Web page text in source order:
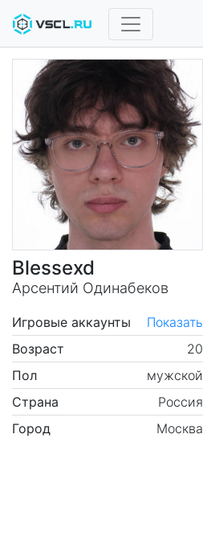
Blessexd
Арсентий Одинабеков
Игровые аккаунты
Показать
Возраст
20
Пол
мужской
Страна
Россия
Город
Москва